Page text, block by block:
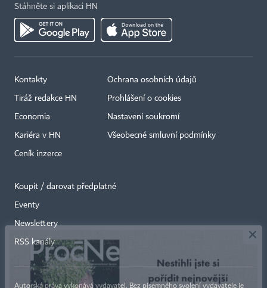
Stáhněte si aplikaci HN
Kontakty
Tiráž redakce HN
Economia
Kariéra v HN
Ceník inzerce
Ochrana osobních údajů
Prohlášení o cookies
Nastavení soukromí
Všeobecné smluvní podmínky
Koupit / darovat předplatné
Eventy
Newslettery
RSS kanály
Autorská práva vykonává vydavatel. Bez písemného svolení vydavatele je